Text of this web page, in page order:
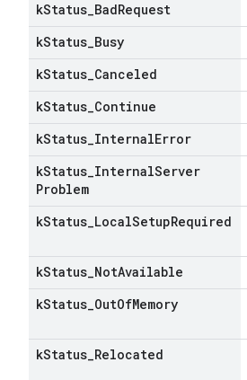
kStatus BadRequest
kStatus Busy
kStatus Canceled
kStatus Continue
kStatus InternalError
kStatus InternalServer
Problem
kStatus LocalSetupRequired
kStatus NotAvailable
kStatus OutOfMemory
kStatus Relocated